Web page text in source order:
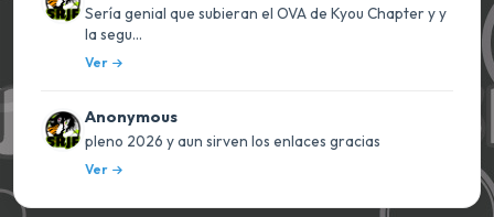
Sería genial que subieran el OVA de Kyou Chapter y y
la segu...
Ver
Anonymous
pleno 2026 y aun sirven los enlaces gracias
Ver